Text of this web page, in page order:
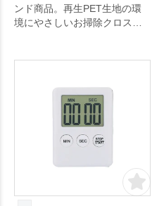
ンド商品。再生PET生地の環
境にやさしいお掃除クロス。3